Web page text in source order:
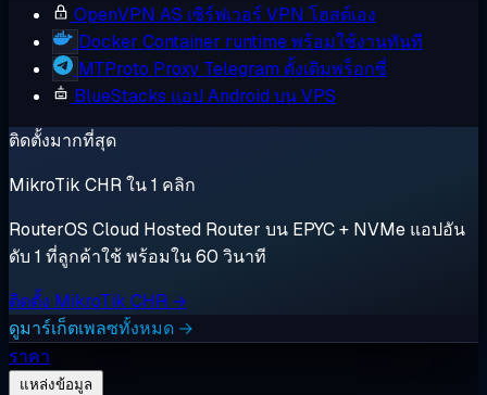
OpenVPN AS เซิร์ฟเวอร์ VPN โฮสต์เอง
Docker Container runtime พร้อมใช้งานทันที
MTProto Proxy Telegram ดั้งเดิมพร็อกซี่
BlueStacks แอป Android บน VPS
ติดตั้งมากที่สุด
MikroTik CHR ใน 1 คลิก
RouterOS Cloud Hosted Router บน EPYC + NVMe แอปอัน
ดับ 1 ที่ลูกค้าใช้ พร้อมใน 60 วินาที
ติดตั้ง MikroTik CHR →
ดูมาร์เก็ตเพลซทั้งหมด →
ราคา